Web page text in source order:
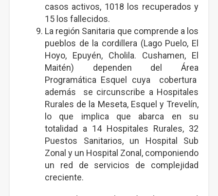
casos activos, 1018 los recuperados y
15 los fallecidos.
La región Sanitaria que comprende a los
pueblos de la cordillera (Lago Puelo, El
Hoyo, Epuyén, Cholila. Cushamen, El
Maitén) dependen del Área
Programática Esquel cuya cobertura
además se circunscribe a Hospitales
Rurales de la Meseta, Esquel y Trevelín,
lo que implica que abarca en su
totalidad a 14 Hospitales Rurales, 32
Puestos Sanitarios, un Hospital Sub
Zonal y un Hospital Zonal, componiendo
un red de servicios de complejidad
creciente.